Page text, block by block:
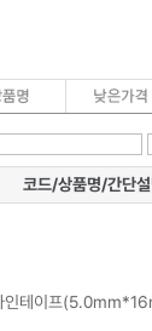
코드/상품명/간단
인테이프